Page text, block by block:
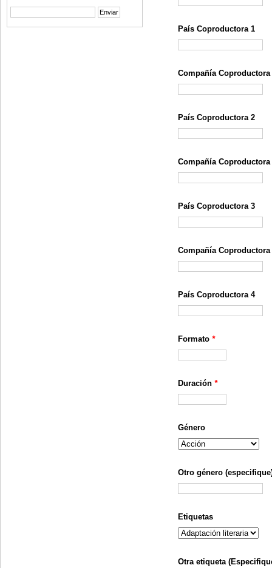
País Coproductora 1
Compañía Coproductora
País Coproductora 2
Compañía Coproductora
País Coproductora 3
Compañía Coproductora
País Coproductora 4
Formato *
Duración *
Género
Otro género
Etiquetas
Otra etiqueta